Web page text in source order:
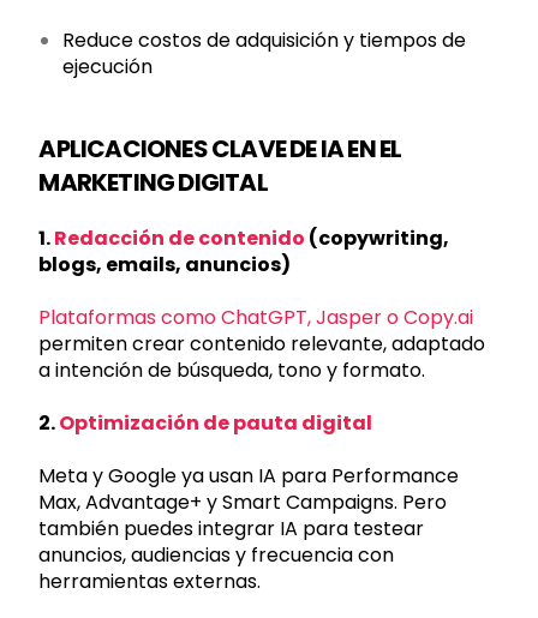
Reduce costos de adquisición y tiempos de
ejecución
APLICACIONES CLAVE DE IA EN EL
MARKETING DIGITAL
1.Redacción de contenido (copywriting,
blogs, emails, anuncios)
Plataformas como ChatGPT, Jasper o Copy.ai
permiten crear contenido relevante, adaptado
a intención de búsqueda, tono y formato.
2.Optimización de pauta digital
Meta y Google ya usan IA para Performance
Max, Advantage+ y Smart Campaigns. Pero
también puedes integrar IA para testear
anuncios, audiencias y frecuencia con
herramientas externas.